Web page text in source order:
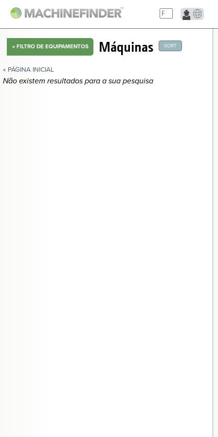
« FILTRO DE EQUIPAMENTOS Máquinas SORT
« PÁGINA INICIAL
Não existem resultados para a sua pesquisa
NAVIGATION LINKS
Página Inicial